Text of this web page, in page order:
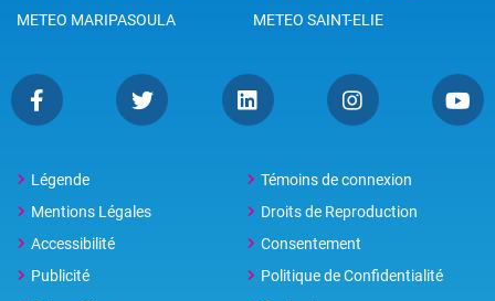
METEO MARIPASOULA
METEO SAINT-ELIE
Légende
Témoins de connexion
Mentions Légales
Droits de Reproduction
Accessibilité
Consentement
Publicité
Politique de Confidentialité